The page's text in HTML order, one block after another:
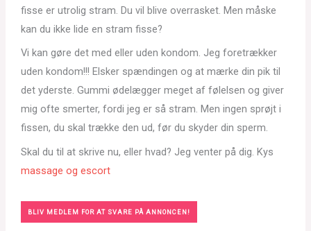
fisse er utrolig stram. Du vil blive overrasket. Men måske
kan du ikke lide en stram fisse?
Vi kan gøre det med eller uden kondom. Jeg foretrækker
uden kondom!!! Elsker spændingen og at mærke din pik til
det yderste. Gummi ødelægger meget af følelsen og giver
mig ofte smerter, fordi jeg er så stram. Men ingen sprøjt i
fissen, du skal trække den ud, før du skyder din sperm.
Skal du til at skrive nu, eller hvad? Jeg venter på dig. Kys
massage og escort
BLIV MEDLEM FOR AT SVARE PÅ ANNONCEN!